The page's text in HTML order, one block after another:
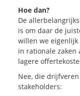
Hoe dan?
De
is om daar de
willen we eigenlijk
in rationale zaken
lagere
Nee, die
stakeholders: